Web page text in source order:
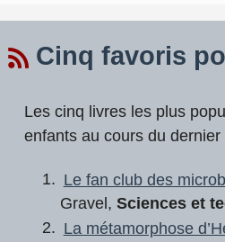
Cinq favoris
Les cinq livres les plus
enfants au cours du dernier
Le fan club des
Gravel, Sciences et
La métamorphose